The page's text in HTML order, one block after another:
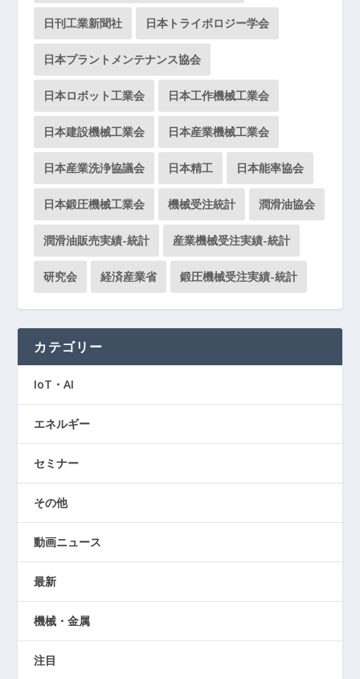
日刊工業新聞社 日本トライボロジー学会
日本プラントメンテナンス協会
日本ロボット工業会 日本工作機械工業会
日本建設機械工業会 日本産業機械工業会
日本産業洗浄協議会 日本精工 日本能率協会
日本鍛圧機械工業会 機械受注統計 潤滑油協会
潤滑油販売実績-統計 産業機械受注実績-統計
研究会 経済産業省 鍛圧機械受注実績-統計
カテゴリー
IoT・AI
エネルギー
セミナー
その他
動画ニュース
最新
機械・金属
注目